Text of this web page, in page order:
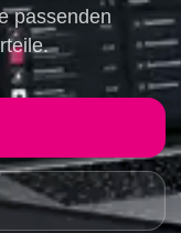
passenden